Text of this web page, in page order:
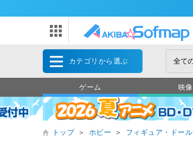
カテゴリから選ぶ
ゲーム 映像
トップ ＞ ホビー ＞ フィギュア・ドール